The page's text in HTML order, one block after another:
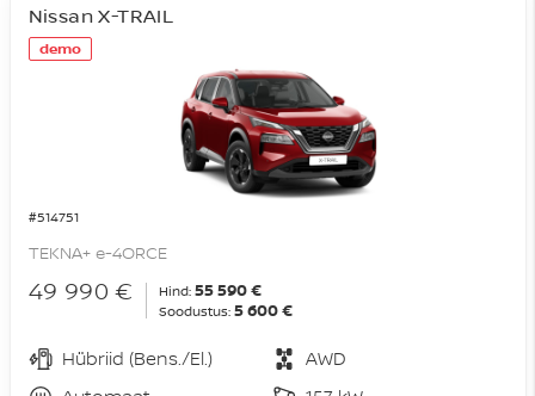
demo
#514751
Nissan X-TRAIL
TEKNA+ e-4ORCE
49 990 € Hind: 55 590 €
Soodustus: 5 600 €
Hübriid (Bens./El.)
AWD